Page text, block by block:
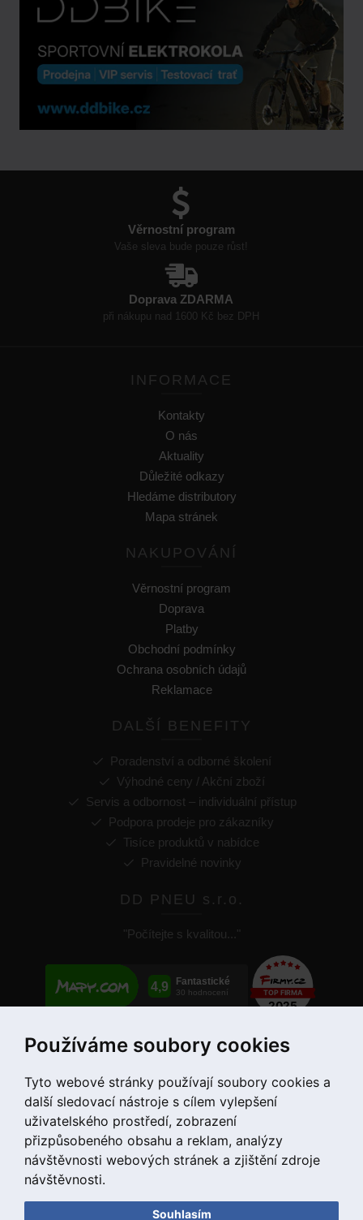
Používáme soubory cookies
Tyto webové stránky používají soubory cookies a
další sledovací nástroje s cílem vylepšení
uživatelského prostředí, zobrazení
přizpůsobeného obsahu a reklam, analýzy
návštěvnosti webových stránek a zjištění zdroje
návštěvnosti.
Souhlasím
Věrnostní program
Vaše sleva bude pouze růst!
Doprava ZDARMA
při nákupu nad 1600 Kč bez DPH
INFORMACE
Kontakty
O nás
Aktuality
Důležité odkazy
Hledáme distributory
Mapa stránek
NAKUPOVÁNÍ
Věrnostní program
Doprava
Platby
Obchodní podmínky
Ochrana osobních údajů
Reklamace
DALŠÍ BENEFITY
Poradenství a odborné školení
Výhodné ceny / Akční zboží
Servis a odbornost – individuální přístup
Podpora prodeje pro zákazníky
Tisíce produktů v nabídce
Pravidelné novinky
DD PNEU s.r.o.
"Počítejte s kvalitou..."
+420 775 55 66 99